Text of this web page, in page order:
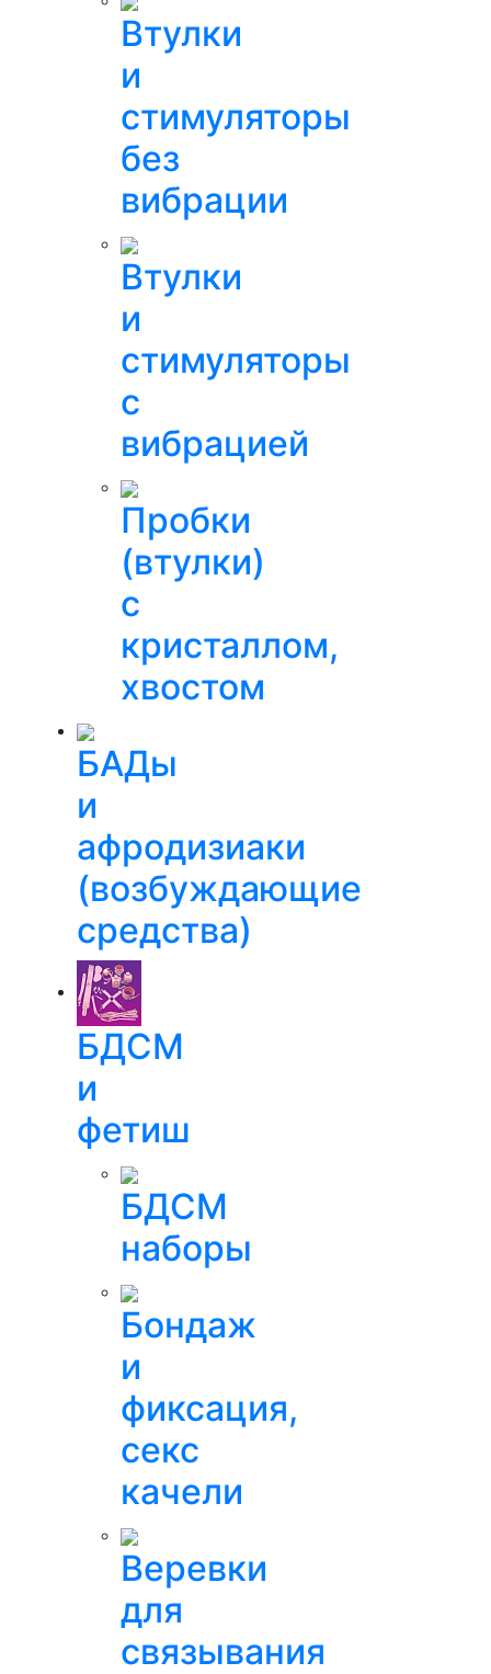
Втулки
и
стимуляторы
без
вибрации
Втулки
и
стимуляторы
с
вибрацией
Пробки
(втулки)
с
кристаллом,
хвостом
БАДы
и
афродизиаки
(возбуждающие
средства)
БДСМ
и
фетиш
БДСМ
наборы
Бондаж
и
фиксация,
секс
качели
Веревки
для
связывания